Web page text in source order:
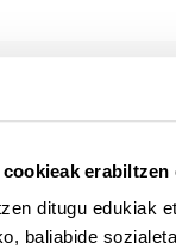
erabiltzen
ditugu edukiak
baliabide